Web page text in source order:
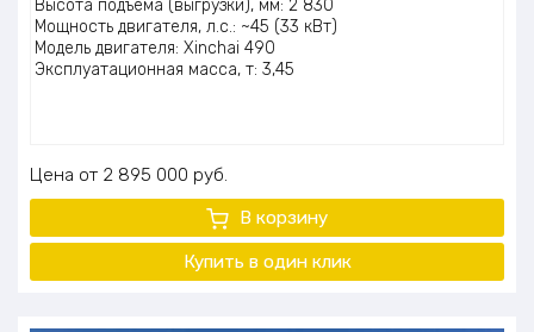
Высота подъёма (выгрузки), мм: 2 830
Мощность двигателя, л.с.: ~45 (33 кВт)
Модель двигателя: Xinchai 490
Эксплуатационная масса, т: 3,45
Цена 2 895 000 руб.
В корзину
Купить в один клик